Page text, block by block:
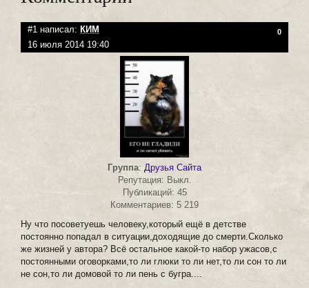
#1 написал: КИМ 0
16 июля 2014 19:40
Группа: Друзья Сайта
Репутация: Выкл.
Публикаций: 45
Комментариев: 5 219
Ну что посоветуешь человеку,который ещё в детстве
постоянно попадал в ситуации,доходящие до смерти.Сколько
же жизней у автора? Всё остальное какой-то набор ужасов,с
постоянными оговорками,то ли глюки то ли нет,то ли сон то ли
не сон,то ли домовой то ли пень с бугра....